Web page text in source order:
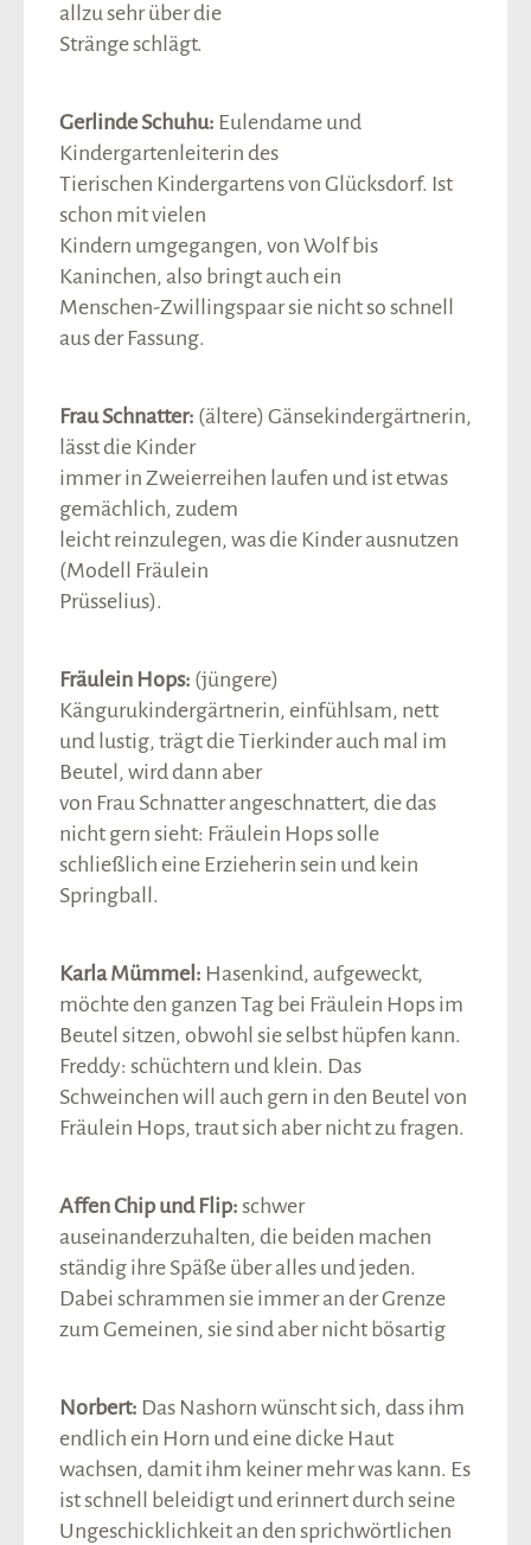
allzu sehr über die
Stränge schlägt.
Gerlinde Schuhu: Eulendame und
Kindergartenleiterin des
Tierischen Kindergartens von Glücksdorf. Ist
schon mit vielen
Kindern umgegangen, von Wolf bis
Kaninchen, also bringt auch ein
Menschen-Zwillingspaar sie nicht so schnell
aus der Fassung.
Frau Schnatter: (ältere) Gänsekindergärtnerin,
lässt die Kinder
immer in Zweierreihen laufen und ist etwas
gemächlich, zudem
leicht reinzulegen, was die Kinder ausnutzen
(Modell Fräulein
Prüsselius).
Fräulein Hops: (jüngere)
Kängurukindergärtnerin, einfühlsam, nett
und lustig, trägt die Tierkinder auch mal im
Beutel, wird dann aber
von Frau Schnatter angeschnattert, die das
nicht gern sieht: Fräulein Hops solle
schließlich eine Erzieherin sein und kein
Springball.
Karla Mümmel: Hasenkind, aufgeweckt,
möchte den ganzen Tag bei Fräulein Hops im
Beutel sitzen, obwohl sie selbst hüpfen kann.
Freddy: schüchtern und klein. Das
Schweinchen will auch gern in den Beutel von
Fräulein Hops, traut sich aber nicht zu fragen.
Affen Chip und Flip: schwer
auseinanderzuhalten, die beiden machen
ständig ihre Späße über alles und jeden.
Dabei schrammen sie immer an der Grenze
zum Gemeinen, sie sind aber nicht bösartig
Norbert: Das Nashorn wünscht sich, dass ihm
endlich ein Horn und eine dicke Haut
wachsen, damit ihm keiner mehr was kann. Es
ist schnell beleidigt und erinnert durch seine
Ungeschicklichkeit an den sprichwörtlichen